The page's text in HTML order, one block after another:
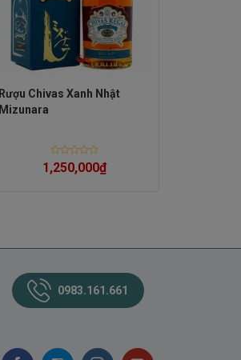
Rượu Chivas Xanh Nhật
Mizunara
Rated
0
1,250,000₫
0983.161.661